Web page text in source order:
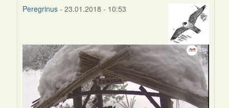
Peregrinus - 23.01.2018 - 10:53
to
by
Peregrinus